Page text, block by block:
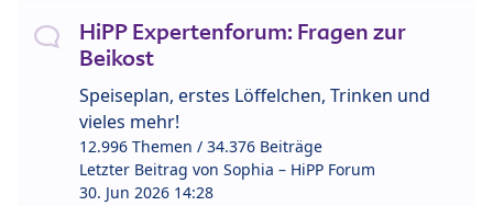
HiPP Expertenforum: Fragen zur
Beikost
Speiseplan, erstes Löffelchen, Trinken und
vieles mehr!
12.996 Themen / 34.376 Beiträge
Letzter Beitrag von Sophia – HiPP Forum
30. Jun 2026 14:28